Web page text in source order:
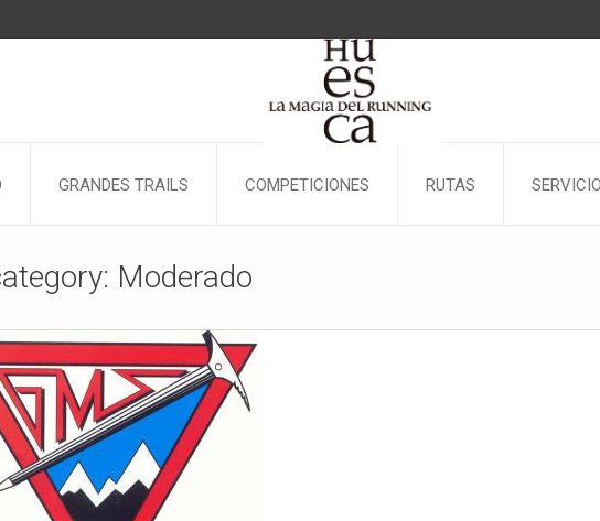
GRANDES TRAILS COMPETICIONES RUTAS
Moderado